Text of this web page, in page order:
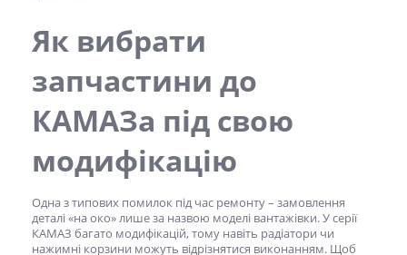
Як вибрати
запчастини до
КАМАЗа під свою
модифікацію
Одна з типових помилок під час ремонту – замовлення
деталі «на око» лише за назвою моделі вантажівки. У серії
КАМАЗ багато модифікацій, тому навіть радіатори чи
нажимні корзини можуть відрізнятися виконанням. Щоб